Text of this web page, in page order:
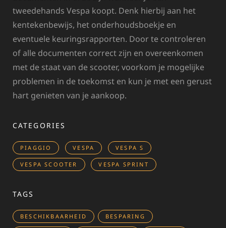
tweedehands Vespa koopt. Denk hierbij aan het
kentekenbewijs, het onderhoudsboekje en
eventuele keuringsrapporten. Door te controleren
of alle documenten correct zijn en overeenkomen
met de staat van de scooter, voorkom je mogelijke
problemen in de toekomst en kun je met een gerust
hart genieten van je aankoop.
CATEGORIES
PIAGGIO VESPA VESPA S
VESPA SCOOTER VESPA SPRINT
TAGS
BESCHIKBAARHEID BESPARING